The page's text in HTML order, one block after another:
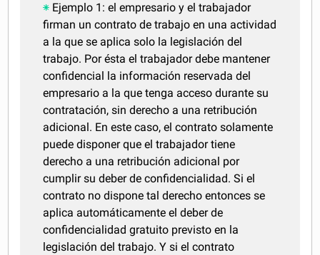
Ejemplo 1: el empresario y el trabajador
firman un contrato de trabajo en una actividad
a la que se aplica solo la legislación del
trabajo. Por ésta el trabajador debe mantener
confidencial la información reservada del
empresario a la que tenga acceso durante su
contratación, sin derecho a una retribución
adicional. En este caso, el contrato solamente
puede disponer que el trabajador tiene
derecho a una retribución adicional por
cumplir su deber de confidencialidad. Si el
contrato no dispone tal derecho entonces se
aplica automáticamente el deber de
confidencialidad gratuito previsto en la
legislación del trabajo. Y si el contrato